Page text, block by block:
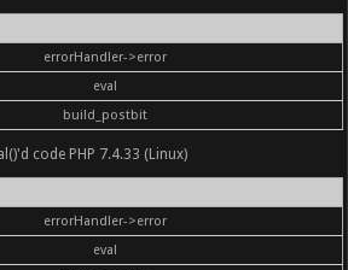
errorHandler->error
eval
build_postbit
code PHP 7.4.33 (Linux)
errorHandler->error
eval